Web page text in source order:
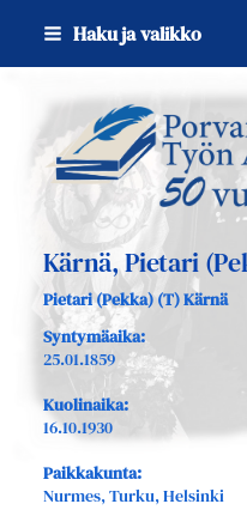
Siirry
sivun
sisältöön
Haku ja valikko
Kärnä, Pietari
Pietari (Pekka) (T) Kärnä
Syntymäaika:
25.01.1859
Kuolinaika:
16.10.1930
Paikkakunta:
Nurmes, Turku, Helsinki